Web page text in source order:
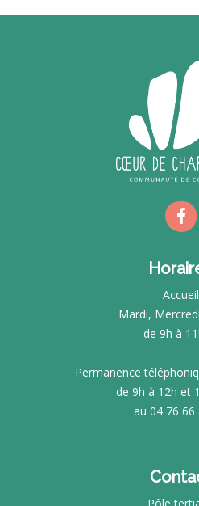
Accueil
Mardi,
de 9h à
Permanence
de 9h à 12h et
au 04 76 66